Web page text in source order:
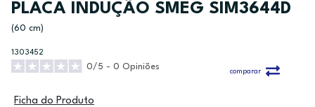
PLACA INDUÇÃO SMEG SIM3644D
(60 cm)
1303452
0/5 - 0 Opiniões
comparar
Ficha do Produto